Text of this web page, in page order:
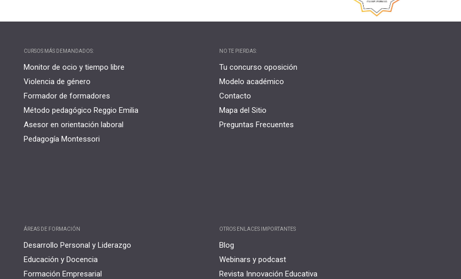
CURSOS MÁS DEMANDADOS:
Monitor de ocio y tiempo libre
Violencia de género
Formador de formadores
Método pedagógico Reggio Emilia
Asesor en orientación laboral
Pedagogía Montessori
NO TE PIERDAS:
Tu concurso oposición
Modelo académico
Contacto
Mapa del Sitio
Preguntas Frecuentes
ÁREAS DE FORMACIÓN
Desarrollo Personal y Liderazgo
Educación y Docencia
Formación Empresarial
OTROS ENLACES IMPORTANTES
Blog
Webinars y podcast
Revista Innovación Educativa